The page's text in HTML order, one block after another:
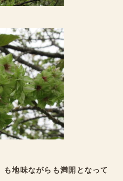
地味ながらも満開となって